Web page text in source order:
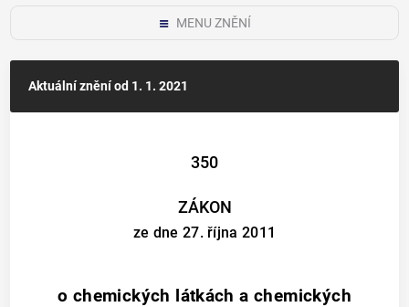
MENU ZNĚNÍ
Aktuální zněníod 1. 1. 2021
350
ZÁKON
ze dne 27. října 2011
o chemických látkách a chemických